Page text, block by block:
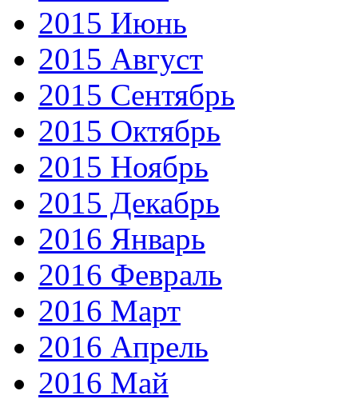
2015 Июнь
2015 Август
2015 Сентябрь
2015 Октябрь
2015 Ноябрь
2015 Декабрь
2016 Январь
2016 Февраль
2016 Март
2016 Апрель
2016 Май